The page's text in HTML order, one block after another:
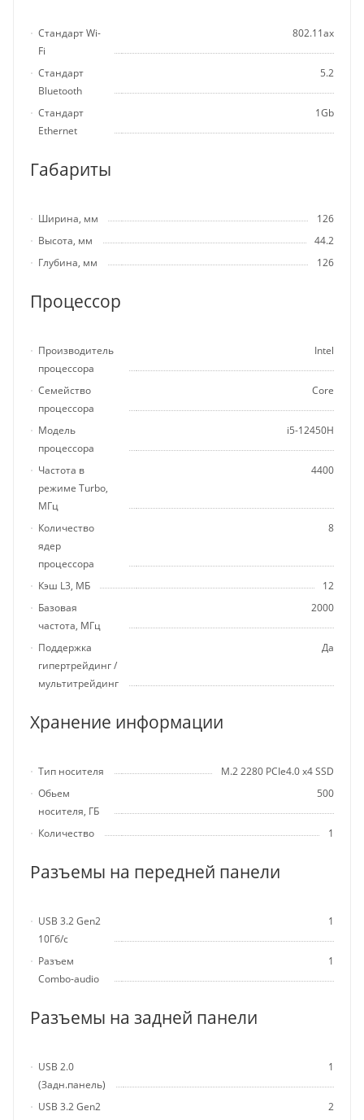
Стандарт Wi-
Fi
802.11ax
Стандарт
Bluetooth
5.2
Стандарт
Ethernet
1Gb
Габариты
Ширина, мм
126
Высота, мм
44.2
Глубина, мм
126
Процессор
Производитель
процессора
Intel
Семейство
процессора
Core
Модель
процессора
i5-12450H
Частота в
режиме Turbo,
МГц
4400
Количество
ядер
процессора
8
Кэш L3, МБ
12
Базовая
частота, МГц
2000
Поддержка
гипертрейдинг /
мультитрейдинг
Да
Хранение информации
Тип носителя
M.2 2280 PCIe4.0 x4 SSD
Обьем
носителя, ГБ
500
Количество 1
Разъемы на передней панели
USB 3.2 Gen2
10Гб/с
1
Разъем
Combo-audio
1
Разъемы на задней панели
USB 2.0
(Задн.панель)
1
USB 3.2 Gen2
2